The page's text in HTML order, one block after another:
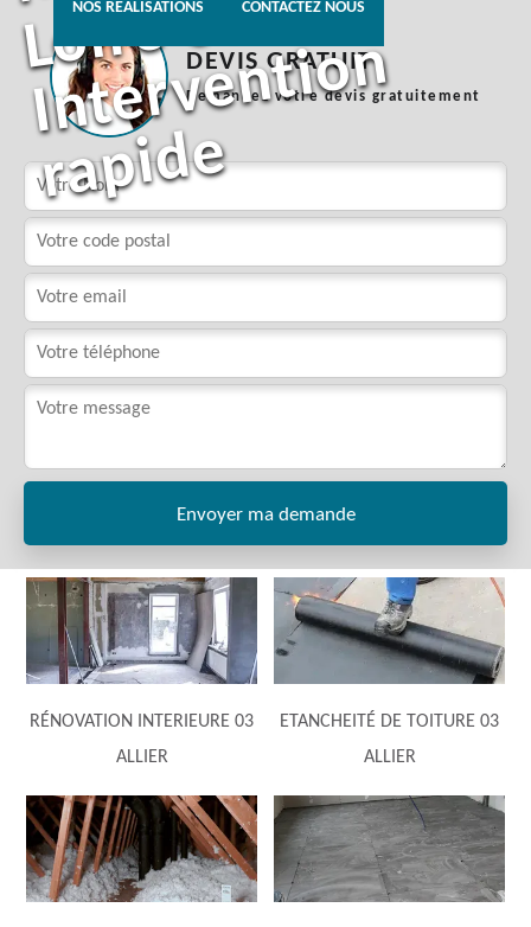
0
n
e
NOS REALISATIONS CONTACTEZ NOUS
DEVIS GRATUIT
Demandez votre devis gratuitement
RÉNOVATION INTERIEURE 03
ALLIER
ETANCHEITÉ DE TOITURE 03
ALLIER